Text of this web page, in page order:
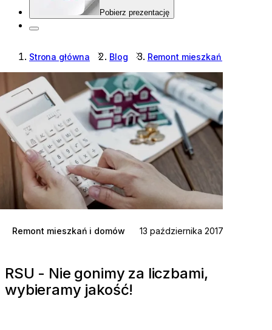
Pobierz prezentację
Strona główna Blog Remont mieszkań i domów
Remont mieszkań i domów 13 października 2017
RSU - Nie gonimy za liczbami,
wybieramy jakość!